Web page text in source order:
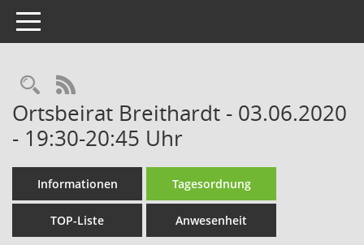
Toggle navigation
Rechercheauswahl
RSS-Feed
Ortsbeirat Breithardt - 03.06.2020
- 19:30-20:45 Uhr
Informationen Tagesordnung
TOP-Liste Anwesenheit